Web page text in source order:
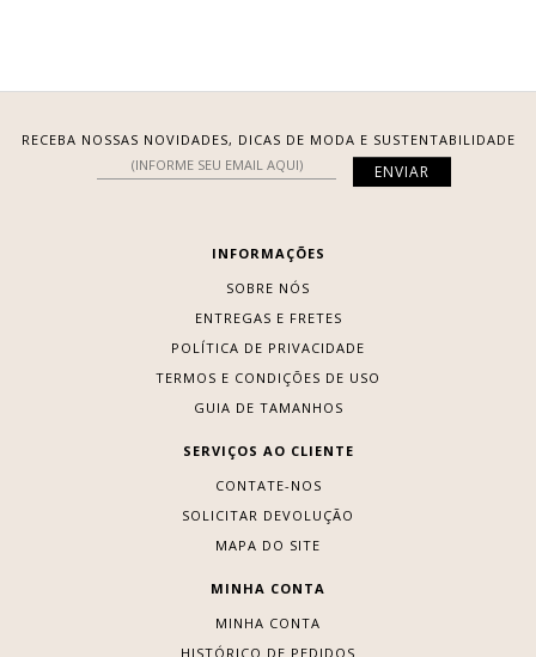
RECEBA NOSSAS NOVIDADES, DICAS DE MODA E SUSTENTABILIDADE
INFORMAÇÕES
SOBRE NÓS
ENTREGAS E FRETES
POLÍTICA DE PRIVACIDADE
TERMOS E CONDIÇÕES DE USO
GUIA DE TAMANHOS
SERVIÇOS AO CLIENTE
CONTATE-NOS
SOLICITAR DEVOLUÇÃO
MAPA DO SITE
MINHA CONTA
MINHA CONTA
HISTÓRICO DE PEDIDOS